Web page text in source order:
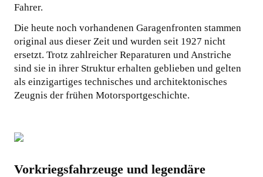
Fahrer.
Die heute noch vorhandenen Garagenfronten stammen
original aus dieser Zeit und wurden seit 1927 nicht
ersetzt. Trotz zahlreicher Reparaturen und Anstriche
sind sie in ihrer Struktur erhalten geblieben und gelten
als einzigartiges technisches und architektonisches
Zeugnis der frühen Motorsportgeschichte.
Vorkriegsfahrzeuge und legendäre